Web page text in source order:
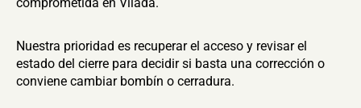
Nuestra prioridad es recuperar el acceso y revisar el
estado del cierre para decidir si basta una corrección o
conviene cambiar bombín o cerradura.